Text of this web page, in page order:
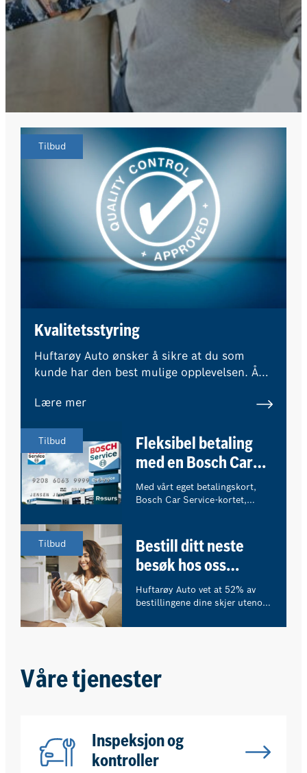
Tilbud
Kvalitetsstyring
Huftarøy Auto ønsker å sikre at du som
kunde har den best mulige opplevelsen. Å
nettverket betyr at eksterne eksperter
kvalitetsstandarder og prosedyrer.
Lære mer
Tilbud
Fleksibel betaling
med en Bosch Car
Service-konto
Med vårt eget betalingskort,
Bosch Car Service-kortet,
verkstedsbesøk.
Tilbud
Bestill ditt neste
besøk hos oss
online!
Huftarøy Auto vet at 52% av
bestillingene dine skjer utenom
enkelt og raskt bestille ditt
umiddelbar prisinformasjon.
Våre tjenester
Inspeksjon og
kontroller